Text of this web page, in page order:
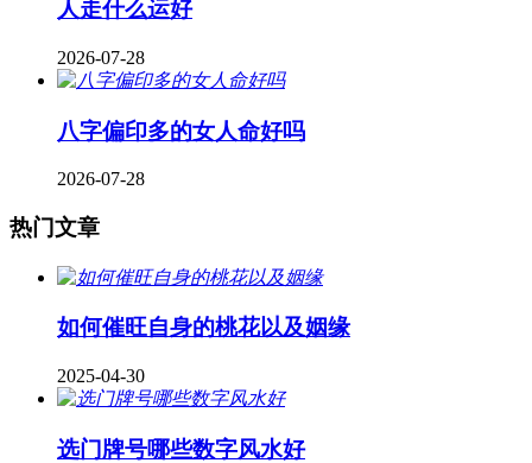
人走什么运好
2026-07-28
八字偏印多的女人命好吗
2026-07-28
热门文章
如何催旺自身的桃花以及姻缘
2025-04-30
​选门牌号哪些数字风水好